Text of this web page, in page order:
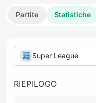
Partite Statistiche
Super League
RIEPILOGO